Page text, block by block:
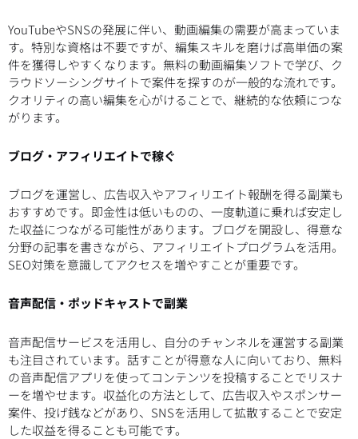
YouTubeやSNSの発展に伴い、動画編集の需要が高まっていま
す。特別な資格は不要ですが、編集スキルを磨けば高単価の案
件を獲得しやすくなります。無料の動画編集ソフトで学び、ク
ラウドソーシングサイトで案件を探すのが一般的な流れです。
クオリティの高い編集を心がけることで、継続的な依頼につな
がります。
ブログ・アフィリエイトで稼ぐ
ブログを運営し、広告収入やアフィリエイト報酬を得る副業も
おすすめです。即金性は低いものの、一度軌道に乗れば安定し
た収益につながる可能性があります。ブログを開設し、得意な
分野の記事を書きながら、アフィリエイトプログラムを活用。
SEO対策を意識してアクセスを増やすことが重要です。
音声配信・ポッドキャストで副業
音声配信サービスを活用し、自分のチャンネルを運営する副業
も注目されています。話すことが得意な人に向いており、無料
の音声配信アプリを使ってコンテンツを投稿することでリスナ
ーを増やせます。収益化の方法として、広告収入やスポンサー
案件、投げ銭などがあり、SNSを活用して拡散することで安定
した収益を得ることも可能です。